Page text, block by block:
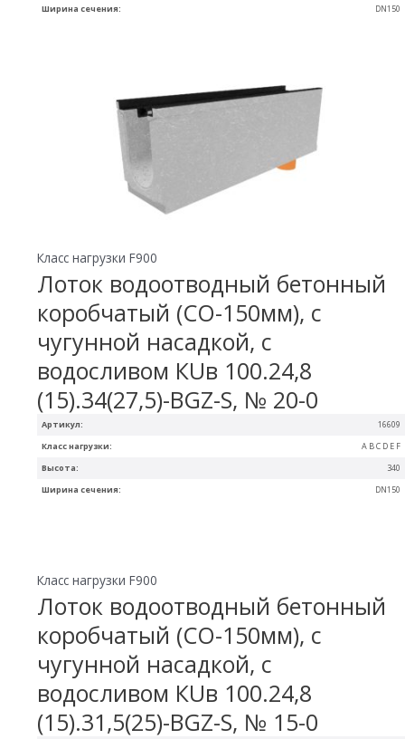
Ширина сечения: DN150
Артикул: 16609
Ширина сечения: DN150
Высота: 340
Класс нагрузки: A B C D E F
Класс нагрузки F900
Лоток водоотводный бетонный
коробчатый (СО-150мм), с
чугунной насадкой, с
водосливом КUв 100.24,8
(15).34(27,5)-BGZ-S, № 20-0
Класс нагрузки F900
Лоток водоотводный бетонный
коробчатый (СО-150мм), с
чугунной насадкой, с
водосливом КUв 100.24,8
(15).31,5(25)-BGZ-S, № 15-0